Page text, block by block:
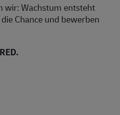
wir: Wachstum entsteht
Chance und bewerben